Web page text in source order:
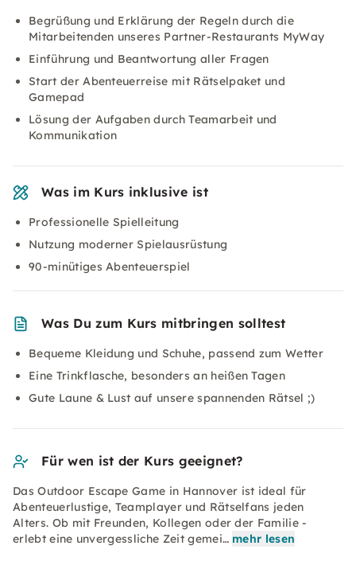
Begrüßung und Erklärung der Regeln durch die
Mitarbeitenden unseres Partner-Restaurants MyWay
Einführung und Beantwortung aller Fragen
Start der Abenteuerreise mit Rätselpaket und
Gamepad
Lösung der Aufgaben durch Teamarbeit und
Kommunikation
Was im Kurs inklusive ist
Professionelle Spielleitung
Nutzung moderner Spielausrüstung
90-minütiges Abenteuerspiel
Was Du zum Kurs mitbringen solltest
Bequeme Kleidung und Schuhe, passend zum Wetter
Eine Trinkflasche, besonders an heißen Tagen
Gute Laune & Lust auf unsere spannenden Rätsel ;)
Für wen ist der Kurs geeignet?
Das Outdoor Escape Game in Hannover ist ideal für
Abenteuerlustige, Teamplayer und Rätselfans jeden
Alters. Ob mit Freunden, Kollegen oder der Familie -
erlebt eine unvergessliche Zeit gemei… mehr lesen